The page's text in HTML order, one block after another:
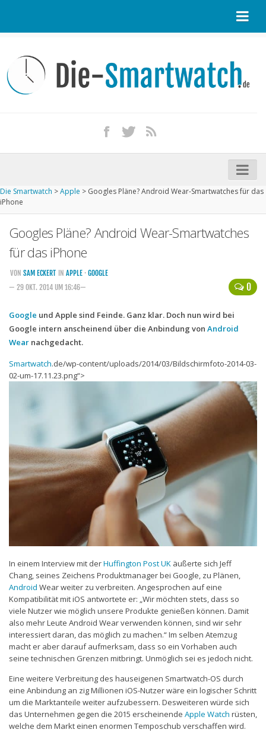
Kontakt / Tipp geben
Impressum
iPhone kaufen
Startseite
Kommende Smartwatches
Handytarife
Smartphonetarife
Datentarife
o2
Datentarife
Flatrate-Prepaidtarife
Mobilfunk-Vergleichsrechner
Mobilfunk-Tarifrechner
Flatrate-Datentarife
Die Smartwatch >Apple > Googles Pläne? Android Wear-Smartwatches für das
iPhone
Googles Pläne? Android Wear-Smartwatches
für das iPhone
0
VON SAM ECKERT IN APPLE · GOOGLE
— 29 OKT. 2014 UM 16:46—
Google und Apple sind Feinde. Ganz klar. Doch nun wird bei
Google intern anscheinend über die Anbindung von Android
Wear nachgedacht.
Smartwatch.de/wp-content/uploads/2014/03/Bildschirmfoto-2014-03-
02-um-17.11.23.png“>
In einem Interview mit derHuffington Post UK äußerte sich Jeff
Chang, seines Zeichens Produktmanager bei Google, zu Plänen,
Android Wear weiter zu verbreiten. Angesprochen auf eine
Kompatibilität mit iOS antwortete er: „Wir möchten stets, dass so
viele Nutzer wie möglich unsere Produkte genießen können. Damit
also mehr Leute Android Wear verwenden können, sind wir sehr
interessiert daran, das möglich zu machen.“ Im selben Atemzug
macht er aber darauf aufmerksam, dass so ein Vorhaben auch
seine technischen Grenzen mitbringt. Unmöglich sei es jedoch nicht.
Eine weitere Verbreitung des hauseigenen Smartwatch-OS durch
eine Anbindung an zig Millionen iOS-Nutzer wäre ein logischer Schritt
um die Marktanteile weiter aufzubessern. Desweiteren würde sich
das Unternehmen gegen die 2015 erscheinende Apple Watch rüsten,
welche dem Markt einen enormen Temposchub verschaffen wird.